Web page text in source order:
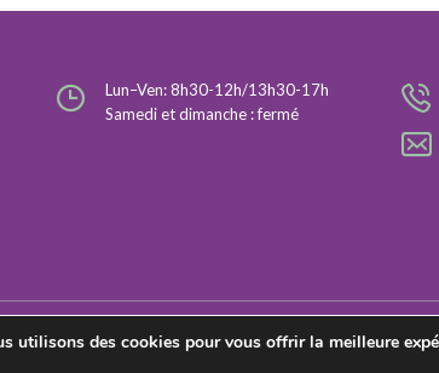
Lun–Ven: 8h30-12h/13h30-17h
Samedi et dimanche : fermé
utilisons des cookies pour vous offrir la meilleure